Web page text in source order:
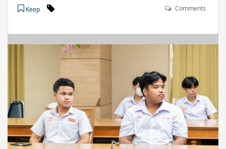
Keep Comments